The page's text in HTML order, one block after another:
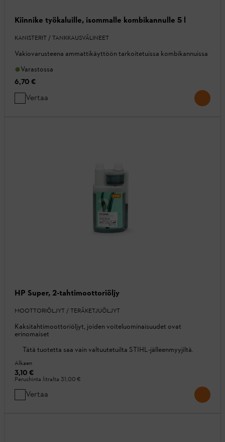
Kiinnike työkaluille, isommalle kombikannulle 5 l
KANISTERIT / TANKKAUSVÄLINEET
Vakiovarusteena ammattikäyttöön tarkoitetuissa kombikannuissa
Varastossa
6,70 €
Vertaa
HP Super, 2-tahtimoottoriöljy
MOOTTORIÖLJYT / TERÄKETJUÖLJYT
Kaksitahtimoottoriöljyt, joiden voiteluominaisuudet ovat
erinomaiset
Tätä tuotetta saa vain valtuutetuilta STIHL-jälleenmyyjiltä.
Alkaen
3,10 €
Perushinta litralta 31,00 €
Vertaa